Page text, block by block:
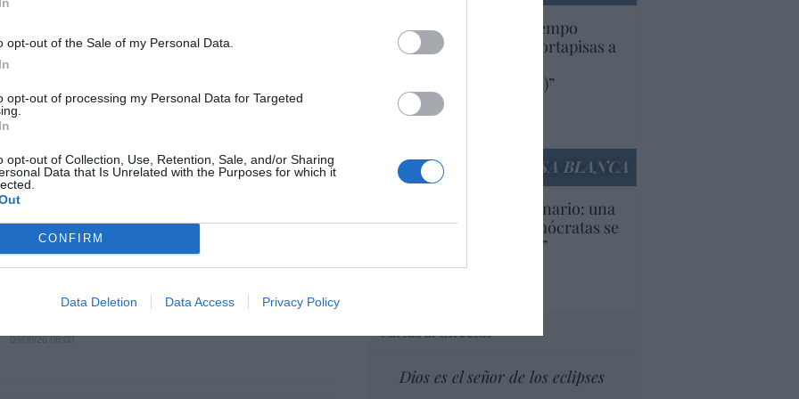
opt-out of the Sale of my Personal Data.
opt-out of processing my Personal Data for Targeted
opt-out of Collection, Use, Retention, Sale, and/or Sharing
Data that Is Unrelated with the Purposes for which it
CONFIRM
Data Deletion Data Access Privacy Policy
dejar sólo al Santísimo... en ningún
en La Mareta
09/08/26 06:00
de paganismo o tiempos de satanismo?
09/08/26 06:00
“Europa lleva mucho tiempo
poniendo aranceles y cortapisas a
americanas (y europeas)”
por Ana Sánchez Arjona
LA CASA BLANCA
EEUU. Inquietante escenario: una
tercera parte de los demócratas se
define como “socialista”
por Ignacio Aguirre
Cartas al director
Dios es el señor de los eclipses